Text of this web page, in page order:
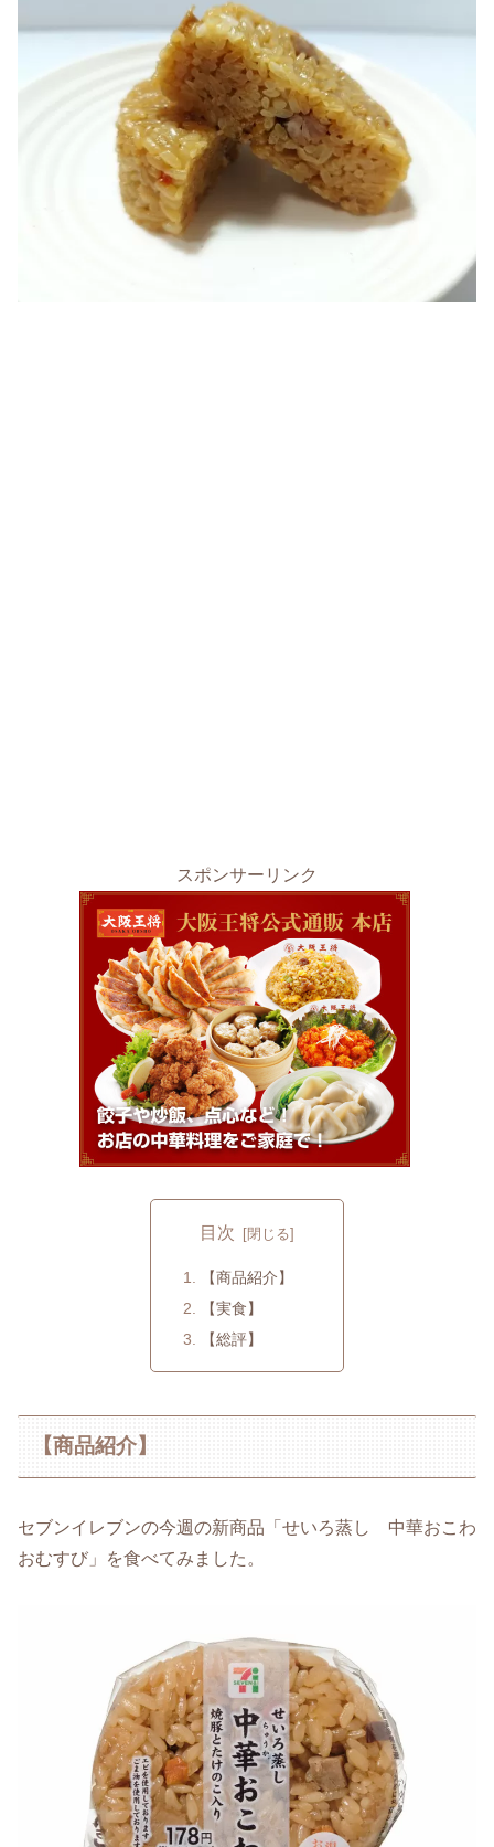
スポンサーリンク
目次
【商品紹介】
【実食】
【総評】
【商品紹介】
セブンイレブンの今週の新商品「せいろ蒸し 中華おこわ
おむすび」を食べてみました。